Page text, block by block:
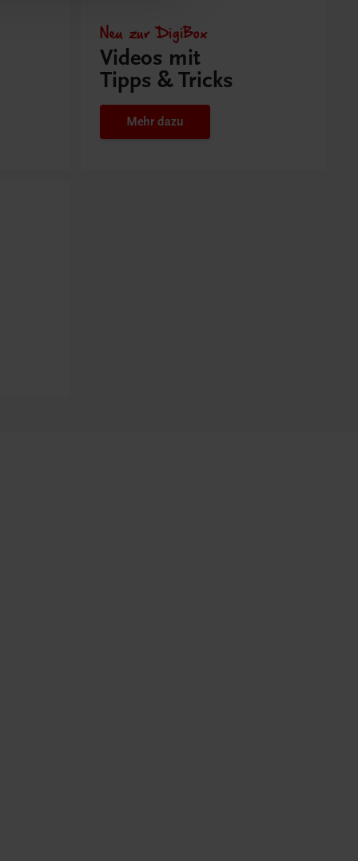
Neu zur DigiBox
Videos mit
Tipps & Tricks
Mehr dazu